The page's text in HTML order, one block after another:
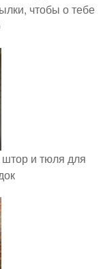
чтобы о тебе
и тюля для